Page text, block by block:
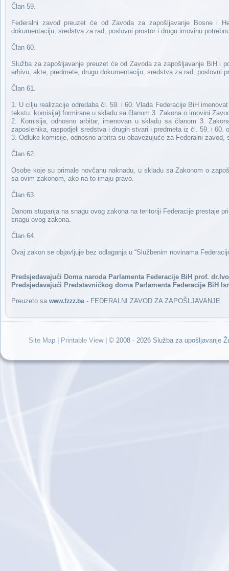
Član 59.
Federalni zavod preuzet će od Zavoda za zapošljavanje Bosne i
dokumentaciju, sredstva za rad, poslovni prostor i drugu imovinu
Član 60.
Služba za zapošljavanje preuzet će od Zavoda za zapošljavanje BiH i
arhivu, akte, predmete, drugu dokumentaciju, sredstva za rad, poslovni
Član 61.
1. U cilju realizacije odredaba čl. 59. i 60. Vlada Federacije BiH
tekstu: komisija) formirane u skladu sa članom 3. Zakona o imovini
2. Komisija, odnosno arbitar, imenovan u skladu sa članom 3.
zaposlenika, raspodjeli sredstva i drugih stvari i predmeta iz čl. 59. i 60.
3. Odluke komisije, odnosno arbitra su obavezujuće za Federalni
Član 62.
Osobe koje su primale novčanu naknadu, u skladu sa Zakonom o
sa ovim zakonom, ako na to imaju pravo.
Član 63.
Danom stupanja na snagu ovog zakona na teritoriji Federacije prestaje
snagu ovog zakona.
Član 64.
Ovaj zakon se objavljuje bez odlaganja u “Službenim novinama
Predsjedavajući Doma naroda Parlamenta Federacije BiH prof.
Predsjedavajući Predstavničkog doma Parlamenta Federacije BiH
Preuzeto sa www.fzzz.ba - FEDERALNI ZAVOD ZA ZAPOŠLJAVANJE
Site Map Printable View| © 2008 - 2026 Služba za upošljavanje